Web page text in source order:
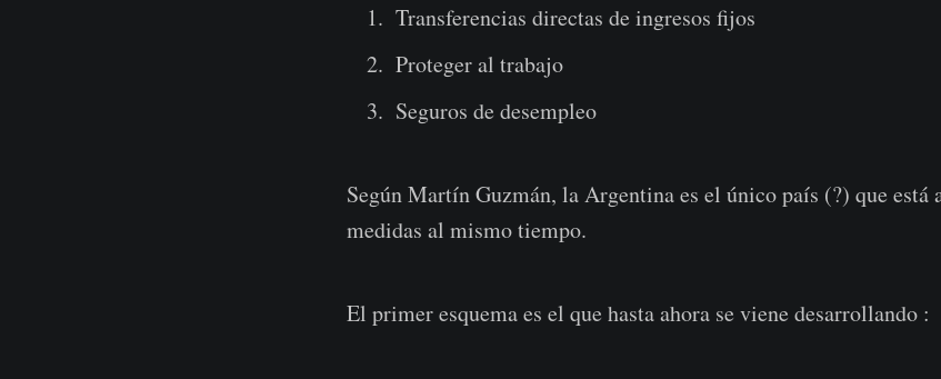
Transferencias directas de ingresos fijos
Proteger al trabajo
Seguros de desempleo
Según Martín Guzmán, la Argentina es el único país (?) que está
medidas al mismo tiempo.
El primer esquema es el que hasta ahora se viene desarrollando :